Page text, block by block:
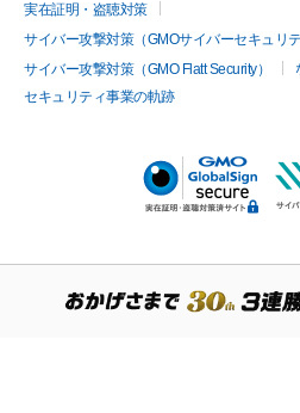
実在証明・盗聴対策
サイバー攻撃対策（GMOサイバーセキュリ
サイバー攻撃対策（GMO Flatt Security）
セキュリティ事業の軌跡